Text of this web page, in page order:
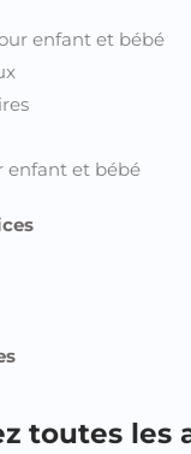
enfant et bébé
enfant et bébé
toutes les